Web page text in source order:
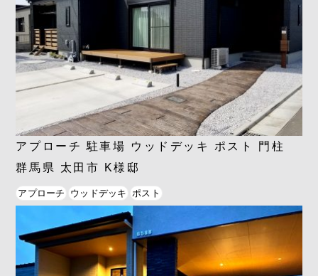
アプローチ 駐車場 ウッドデッキ ポスト 門柱
群馬県 太田市 K様邸
アプローチ ウッドデッキ ポスト